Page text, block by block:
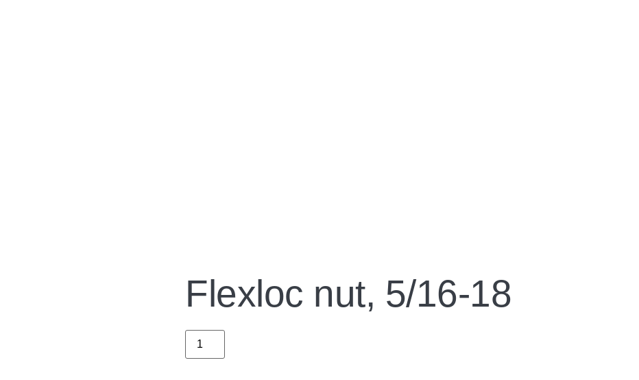
Flexloc nut, 5/16-18